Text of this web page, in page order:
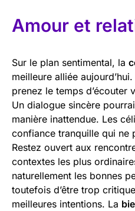
Amour et
Sur le plan sentimental, la
meilleure alliée
prenez le temps d’écouter
Un dialogue sincère
manière inattendue. Les
confiance tranquille qui ne
Restez ouvert aux
contextes les plus
naturellement les bonnes
toutefois d’être trop
meilleures intentions. La